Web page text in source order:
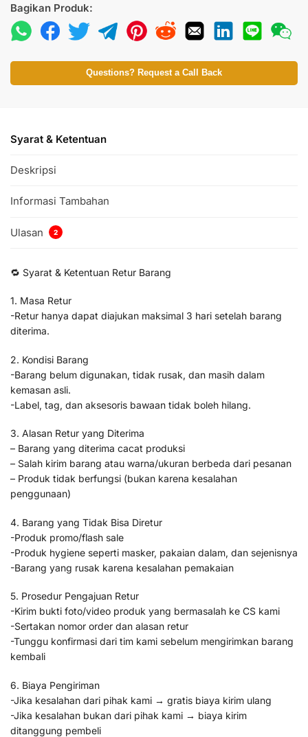
Bagikan Produk:
Questions? Request a Call Back
Syarat & Ketentuan
Deskripsi
Informasi Tambahan
Ulasan 2
🔁 Syarat & Ketentuan Retur Barang
1. Masa Retur
-Retur hanya dapat diajukan maksimal 3 hari setelah barang
diterima.
2. Kondisi Barang
-Barang belum digunakan, tidak rusak, dan masih dalam
kemasan asli.
-Label, tag, dan aksesoris bawaan tidak boleh hilang.
3. Alasan Retur yang Diterima
– Barang yang diterima cacat produksi
– Salah kirim barang atau warna/ukuran berbeda dari pesanan
– Produk tidak berfungsi (bukan karena kesalahan
penggunaan)
4. Barang yang Tidak Bisa Diretur
-Produk promo/flash sale
-Produk hygiene seperti masker, pakaian dalam, dan sejenisnya
-Barang yang rusak karena kesalahan pemakaian
5. Prosedur Pengajuan Retur
-Kirim bukti foto/video produk yang bermasalah ke CS kami
-Sertakan nomor order dan alasan retur
-Tunggu konfirmasi dari tim kami sebelum mengirimkan barang
kembali
6. Biaya Pengiriman
-Jika kesalahan dari pihak kami → gratis biaya kirim ulang
-Jika kesalahan bukan dari pihak kami → biaya kirim
ditanggung pembeli